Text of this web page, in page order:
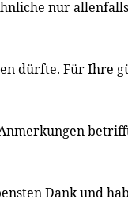
nur
dürfte. Für Ihre
Dank und